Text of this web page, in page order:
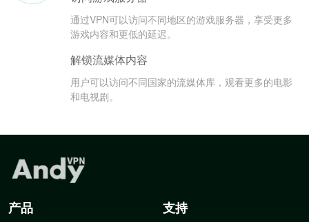
通过VPN可以访问不同地区的游戏服务器，享受更多
游戏内容和更低的延迟。
解锁流媒体内容
用户可以访问不同国家的流媒体库，观看更多的电影
和电视剧。
产品 支持